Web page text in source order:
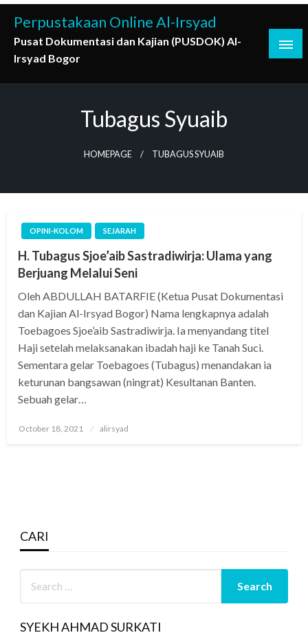
Skip
content
Perpustakaan Online Al-Irsyad
Pusat Dokumentasi dan Kajian (PUSDOK) Al-
Irsyad Bogor
Tubagus Syuaib
HOMEPAGE TUBAGUS SYUAIB
OPINI-KOLOM SEJARAH
H. Tubagus Sjoe’aib Sastradiwirja: Ulama yang
Berjuang Melalui Seni
Oleh ABDULLAH BATARFIE (Ketua Pusat Dokumentasi
dan Kajian Al-Irsyad Bogor) Nama lengkapnya adalah
Toebagoes Sjoe’aib Sastradiwirja. Ia menyandang titel
Haji setelah melaksanakan ibadah haji ke Tanah Suci.
Sementara gelar Toebagoes (Tubagus) menandakan ia
keturunan bangsawan (ningrat) Kesultanan Banten.
Sebuah gelar…
Posted
October 18, 2021 alirsyad
CARI
SYEKH AHMAD SURKATI